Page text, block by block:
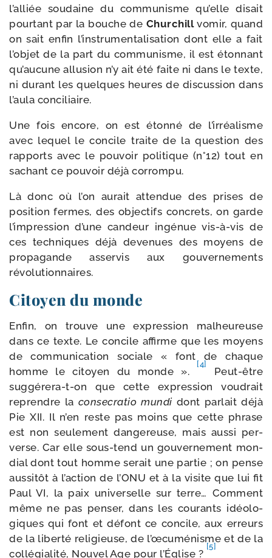
l’alliée sou­daine du com­mu­nisme qu’elle disait
pour­tant par la bouche de Churchillvomir, quand
on sait enfin l’instrumentalisation dont elle a fait
l’objet de la part du com­mu­nisme, il est éton­nant
qu’aucune allu­sion n’y ait été faite ni dans le texte,
ni durant les quelques heures de dis­cus­sion dans
l’aula conciliaire.
Une fois encore, on est éton­né de l’irréalisme
avec lequel le concile traite de la ques­tion des
rap­ports avec le pou­voir poli­tique (n°12) tout en
sachant ce pou­voir déjà corrompu.
Là donc où l’on aurait atten­due des prises de
posi­tion fermes, des objec­tifs concrets, on garde
l’impression d’une can­deur ingé­nue vis-​à-​vis de
ces tech­niques déjà deve­nues des moyens de
pro­pa­gande asser­vis aux gou­ver­ne­ments
révolutionnaires.
Citoyen du monde
Enfin, on trouve une expres­sion mal­heu­reuse
dans ce texte. Le concile affirme que les moyens
de com­mu­ni­ca­tion sociale « font de chaque
homme le citoyen du monde ».
[4]
Peut-​être
suggérera-​t-​on que cette expres­sion vou­drait
reprendre la conse­cra­tio mun­di dont par­lait déjà
Pie XII. Il n’en reste pas moins que cette phrase
est non seule­ment dan­ge­reuse, mais aus­si per­
verse. Car elle sous-​tend un gou­ver­ne­ment mon­
dial dont tout homme serait une par­tie ; on pense
aus­si­tôt à l’action de l’ONU et à la visite que lui fit
Paul VI, la paix uni­ver­selle sur terre… Comment
même ne pas pen­ser, dans les cou­rants idéo­lo­
giques qui font et défont ce concile, aux erreurs
de la liber­té reli­gieuse, de l’œcuménisme et de la
col­lé­gia­li­té, Nouvel Age pour l’Église ?
[5]